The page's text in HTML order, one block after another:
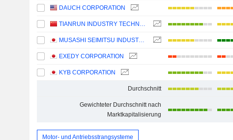
DAUCH CORPORATION
TIANRUN INDUSTRY TECHNOLOGY CO., LTD.
MUSASHI SEIMITSU INDUSTRY CO., LTD.
EXEDY CORPORATION
KYB CORPORATION
Durchschnitt
Gewichteter Durchschnitt nach
Marktkapitalisierung
Motor- und Antriebsstrangsysteme